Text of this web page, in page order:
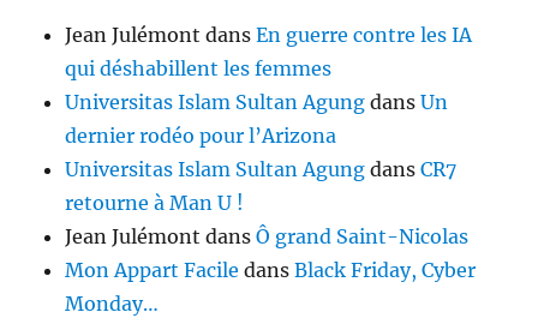
Jean Julémont dansEn guerre contre les IA
qui déshabillent les femmes
Universitas Islam Sultan Agung dansUn
dernier rodéo pour l’Arizona
Universitas Islam Sultan Agung dansCR7
retourne à Man U !
Jean Julémont dansÔ grand Saint-Nicolas
Mon Appart Facile dansBlack Friday, Cyber
Monday…